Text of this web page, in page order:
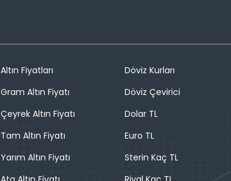
Altın Fiyatları
Gram Altın Fiyatı
Çeyrek Altın Fiyatı
Tam Altın Fiyatı
Yarım Altın Fiyatı
Döviz Kurları
Döviz Çevirici
Dolar TL
Euro TL
Sterin Kaç TL